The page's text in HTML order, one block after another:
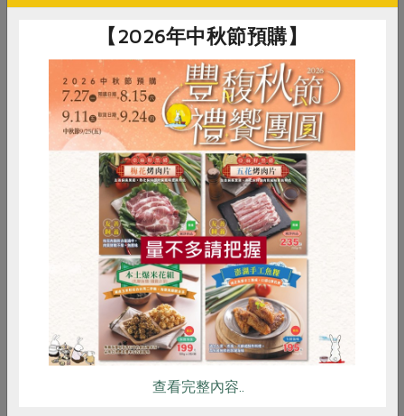
（作者：台中分社組織課專員）
註：CSA（Community Supported-Agriculture社區支持
／協力型農業）的本質，是一群人與一塊土地或一片區域
土地間的相互承諾，農地餵養人們，而人們支持農地作為
回報，並共同承擔內在的風險，與享有潛在產品報酬。是
找一群人，挺一群人的運動！∼伊麗莎白．韓德森（美國
全國永續農業運動共同主席）
透過「農業復耕計畫」菜園村的居民努力自費重新建村，
但耕種土地仍然難覓。
香港鄉村始終面臨都市擴張、農地遭變賣的壓力始終存
在。
RPET 食譜 減硝酸鹽
雞蛋 食安 共同購買
【2026年中秋節預購】
查看完整內容..